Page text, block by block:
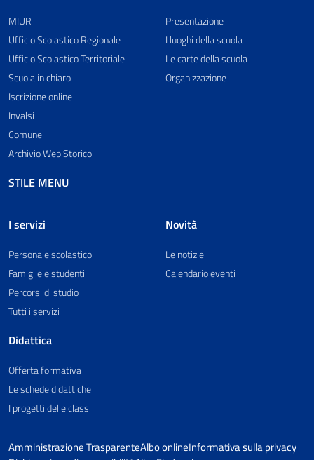
MIUR
Ufficio Scolastico Regionale
Ufficio Scolastico Territoriale
Scuola in chiaro
Iscrizione online
Invalsi
Comune
Archivio Web Storico
STILE MENU
Presentazione
I luoghi della scuola
Le carte della scuola
Organizzazione
I servizi
Personale scolastico
Famiglie e studenti
Percorsi di studio
Tutti i servizi
Didattica
Offerta formativa
Le schede didattiche
I progetti delle classi
Novità
Le notizie
Calendario eventi
Amministrazione TrasparenteAlbo onlineInformativa sulla privacy